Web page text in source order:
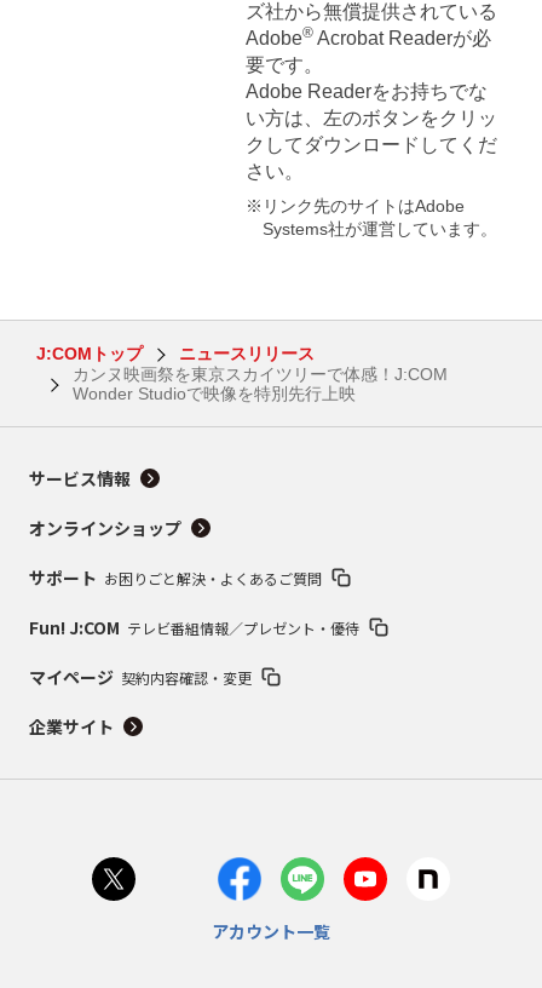
ズ社から無償提供されている
Adobe®Acrobat Readerが必
要です。
Adobe Readerをお持ちでな
い方は、左のボタンをクリッ
クしてダウンロードしてくだ
さい。
※リンク先のサイトはAdobe
Systems社が運営しています。
J:COMトップ
ニュースリリース
カンヌ映画祭を東京スカイツリーで体感！J:COM
Wonder Studioで映像を特別先行上映
サービス情報
オンラインショップ
サポート お困りごと解決・よくあるご質問
Fun! J:COM テレビ番組情報／プレゼント・優待
マイページ 契約内容確認・変更
企業サイト
アカウント一覧